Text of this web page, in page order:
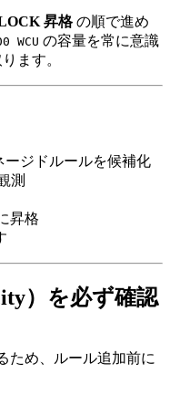
昇格の順で進め
WCU の容量を常に意識
ます。
ージドルールを候補化
測
昇格
）を必ず確認
ため、ルール追加前に